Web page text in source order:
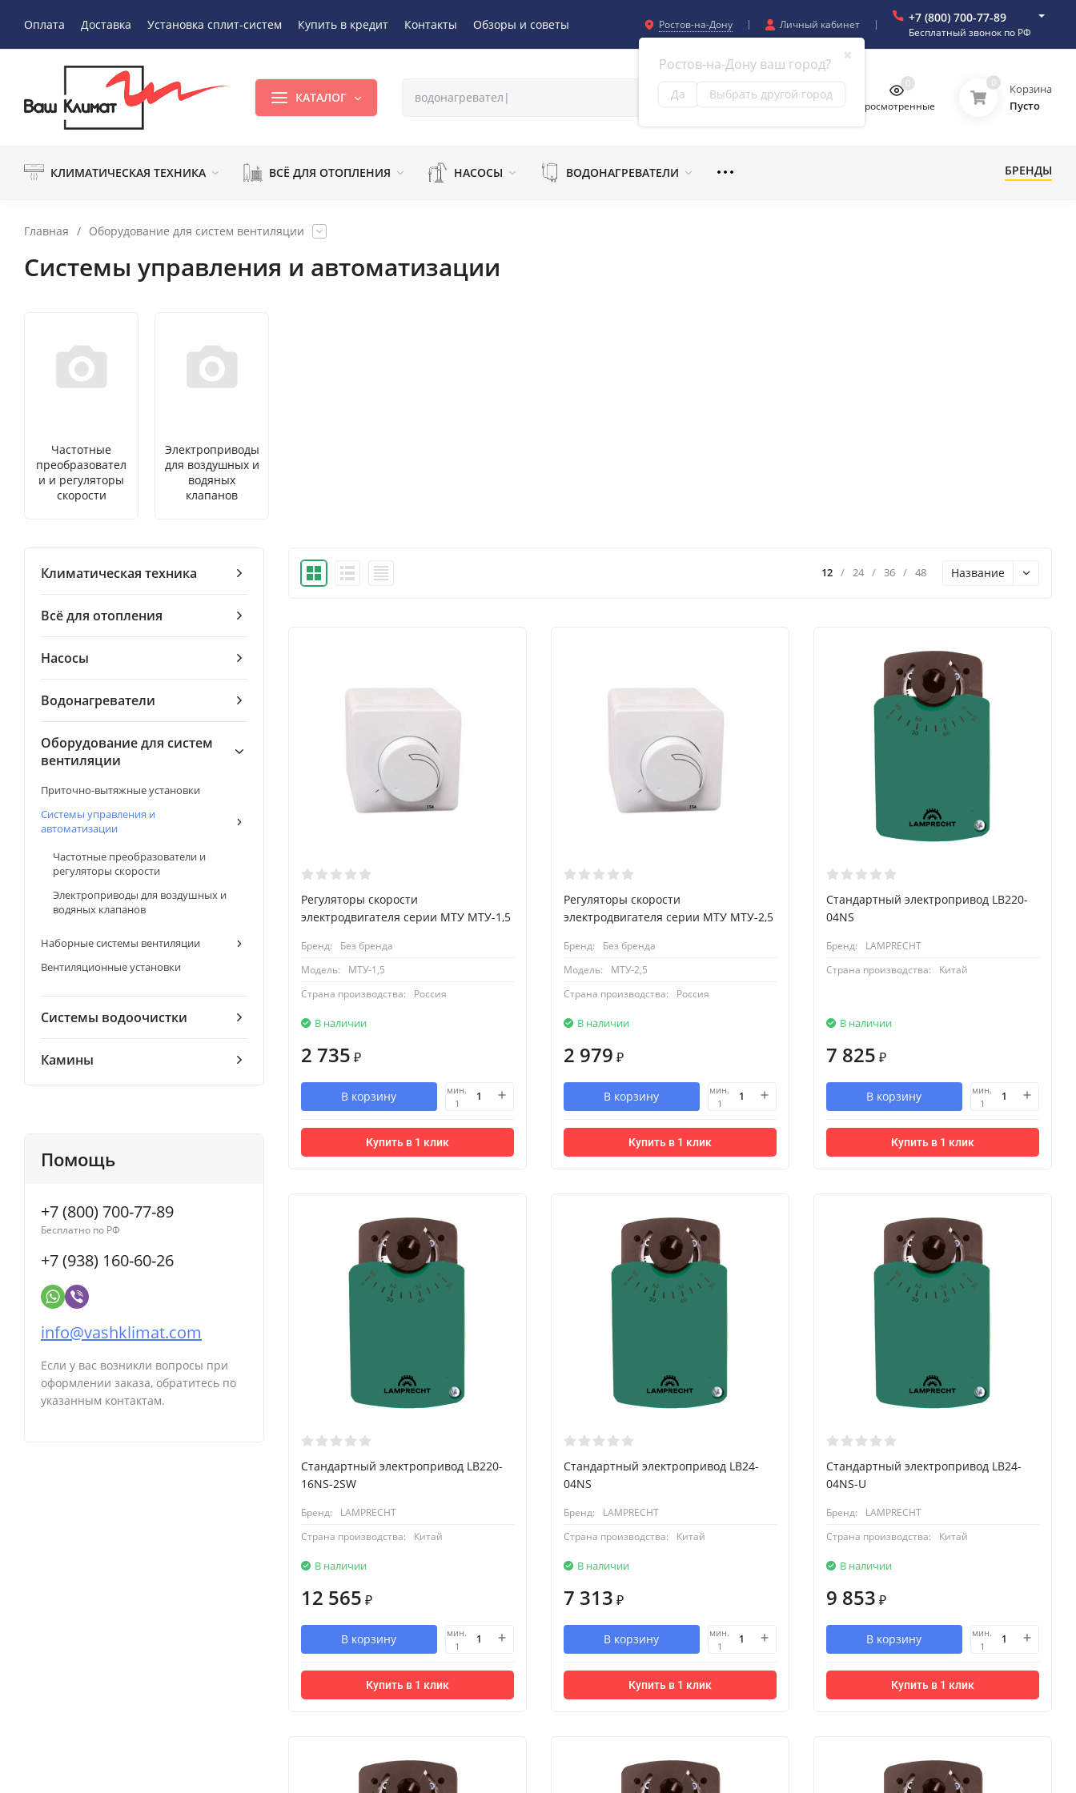
Оплата Доставка Установка сплит-систем Купить в кредит Контакты Обзоры и советы Ростов-на-Дону
✖
Ростов-на-Дону ваш город?
Да Выбрать другой город
Личный кабинет +7 (800) 700-77-89
Бесплатный звонок по РФ
КАТАЛОГ
Просмотренные
0 0
Корзина
Пусто
КЛИМАТИЧЕСКАЯ ТЕХНИКА ВСЁ ДЛЯ ОТОПЛЕНИЯ НАСОСЫ ВОДОНАГРЕВАТЕЛИ БРЕНДЫ
Главная / Оборудование для систем вентиляции
Системы управления и автоматизации
Частотные
преобразовател
и и регуляторы
скорости
Электроприводы
для воздушных и
водяных
клапанов
Климатическая техника
Всё для отопления
Насосы
Водонагреватели
Оборудование для систем
вентиляции
Приточно-вытяжные установки
Системы управления и
автоматизации
Частотные преобразователи и
регуляторы скорости
Электроприводы для воздушных и
водяных клапанов
Наборные системы вентиляции
Вентиляционные установки
Системы водоочистки
Камины
Помощь
+7 (800) 700-77-89
Бесплатно по РФ
+7 (938) 160-60-26
info@vashklimat.com
Если у вас возникли вопросы при
оформлении заказа, обратитесь по
указанным контактам.
12 / 24 / 36 / 48 Название
Регуляторы скорости
электродвигателя серии МТУ МТУ-1,5
Бренд:
Без бренда
Модель:
МТУ-1,5
Страна производства:
Россия
В наличии
2 735 ₽
В корзину
мин.
1
Купить в 1 клик
Регуляторы скорости
электродвигателя серии МТУ МТУ-2,5
Бренд:
Без бренда
Модель:
МТУ-2,5
Страна производства:
Россия
В наличии
2 979 ₽
В корзину
мин.
1
Купить в 1 клик
Стандартный электропривод LB220-
04NS
Бренд:
LAMPRECHT
Страна производства:
Китай
В наличии
7 825 ₽
В корзину
мин.
1
Купить в 1 клик
Стандартный электропривод LB220-
16NS-2SW
Бренд:
LAMPRECHT
Страна производства:
Китай
В наличии
12 565 ₽
В корзину
мин.
1
Купить в 1 клик
Стандартный электропривод LB24-
04NS
Бренд:
LAMPRECHT
Страна производства:
Китай
В наличии
7 313 ₽
В корзину
мин.
1
Купить в 1 клик
Стандартный электропривод LB24-
04NS-U
Бренд:
LAMPRECHT
Страна производства:
Китай
В наличии
9 853 ₽
В корзину
мин.
1
Купить в 1 клик